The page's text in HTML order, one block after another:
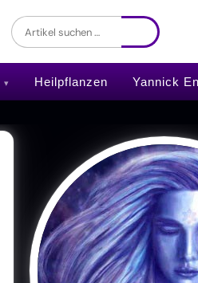
Heilpflanzen Yannick